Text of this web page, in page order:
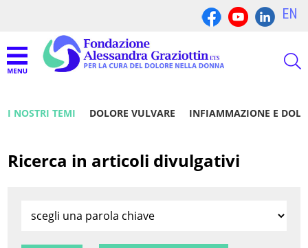
EN
I NOSTRI TEMI DOLORE VULVARE INFIAMMAZIONE E
Ricerca in articoli divulgativi